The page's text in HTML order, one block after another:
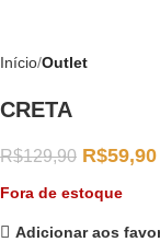
Início Outlet
CRETA
R$129,90 R$59,90
Fora de estoque
Adicionar aos